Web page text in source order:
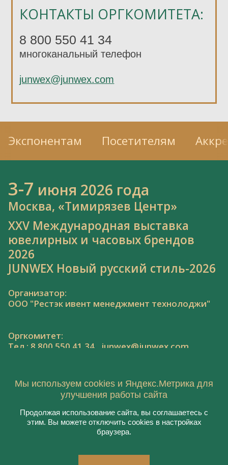
КОНТАКТЫ ОРГКОМИТЕТА:
8 800 550 41 34
многоканальный телефон
junwex@junwex.com
Экспонентам Посетителям
3-7 июня 2026 года
Москва, «Тимирязев Центр»
XXV Международная выставка
ювелирных и часовых брендов
2026
JUNWEX Новый русский стиль-2026
Организатор:
ООО "Рестэк ивент менеджмент технолоджи"
Оргкомитет:
Тел.: 8 800 550 41 34, junwex@junwex.com
© 2020, ООО "Рестэк ивент менеджмент
технолоджи"
Пользовательское соглашение
Мы используем cookies и Яндекс.Метрика для
улучшения работы сайта
Продолжая использование сайта, вы соглашаетесь с
этим. Вы можете отключить cookies в настройках
браузера.